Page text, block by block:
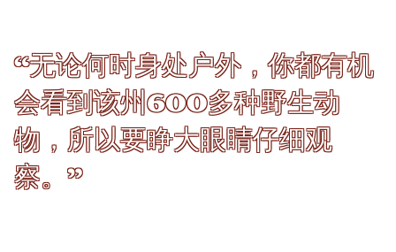
“无论何时身处户外，你都有机
会看到该州600多种野生动
物，所以要睁大眼睛仔细观
察。”